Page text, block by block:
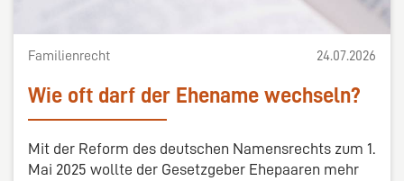
Familienrecht 24.07.2026
Wie oft darf der Ehename wechseln?
Mit der Reform des deutschen Namensrechts zum 1.
Mai 2025 wollte der Gesetzgeber Ehepaaren mehr